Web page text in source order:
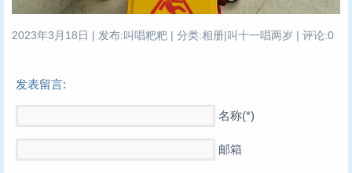
2023年3月18日 | 发布:叫唱粑粑 | 分类:相册|叫十一唱两岁 | 评论:0
发表留言:
名称(*)
邮箱